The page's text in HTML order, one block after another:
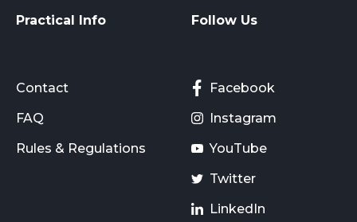
Practical Info
Contact
FAQ
Rules & Regulations
Follow Us
Facebook
Instagram
YouTube
Twitter
LinkedIn